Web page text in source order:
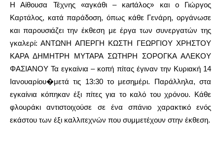
Η Αίθουσα Τέχνης «αγκάθι – κartάλος» και ο Γιώργος
Καρτάλος, κατά παράδοση, όπως κάθε Γενάρη, οργάνωσε
και παρουσιάζει την έκθεση με έργα των συνεργατών της
γκαλερί: ΑΝΤΩΝΗ ΑΠΕΡΓΗ ΚΩΣΤΗ ΓΕΩΡΓΙΟΥ ΧΡΗΣΤΟΥ
ΚΑΡΑ ΔΗΜΗΤΡΗ ΜΥΤΑΡΑ ΣΩΤΗΡΗ ΣΟΡΟΓΚΑ ΑΛΕΚΟΥ
ΦΑΣΙΑΝΟΥ Τα εγκαίνια – κοπή πίτας έγιναν την Κυριακή 14
Ιανουαρίου�μετά τις 13:30 το μεσημέρι. Παράλληλα, στα
εγκαίνια κόπηκαν έξι πίτες για το καλό του χρόνου. Κάθε
φλουράκι αντιστοιχούσε σε ένα σπάνιο χαρακτικό ενός
εκάστου των έξι καλλιτεχνών που συμμετέχουν στην έκθεση.